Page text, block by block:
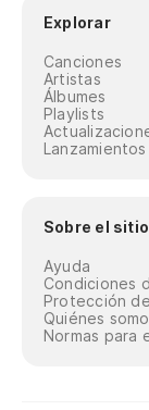
Explorar
Canciones
Artistas
Álbumes
Playlists
Lanzamientos
Sobre el
Ayuda
Condiciones
Protección
Quiénes
Normas para